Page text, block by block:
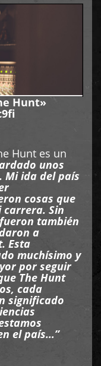
Hunt»
Hunt es un
unos
Mi ida del país
cosas que
carrera. Sin
también
a
Esta
muchísimo y
por seguir
The Hunt
cada
significado
el país…”